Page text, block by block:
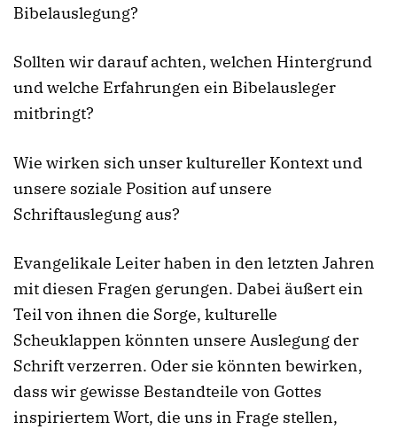
Bibelauslegung?
Sollten wir darauf achten, welchen Hintergrund
und welche Erfahrungen ein Bibelausleger
mitbringt?
Wie wirken sich unser kultureller Kontext und
unsere soziale Position auf unsere
Schriftauslegung aus?
Evangelikale Leiter haben in den letzten Jahren
mit diesen Fragen gerungen. Dabei äußert ein
Teil von ihnen die Sorge, kulturelle
Scheuklappen könnten unsere Auslegung der
Schrift verzerren. Oder sie könnten bewirken,
dass wir gewisse Bestandteile von Gottes
inspiriertem Wort, die uns in Frage stellen,